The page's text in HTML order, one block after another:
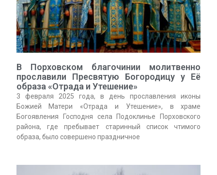
В Порховском благочинии молитвенно
прославили Пресвятую Богородицу у Её
образа «Отрада и Утешение»
3 февраля 2025 года, в день прославления иконы
Божией Матери «Отрада и Утешение», в храме
Богоявления Господня села Подоклинье Порховского
района, где пребывает старинный список чтимого
образа, было совершено праздничное